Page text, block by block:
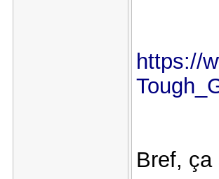
https://
Bref,